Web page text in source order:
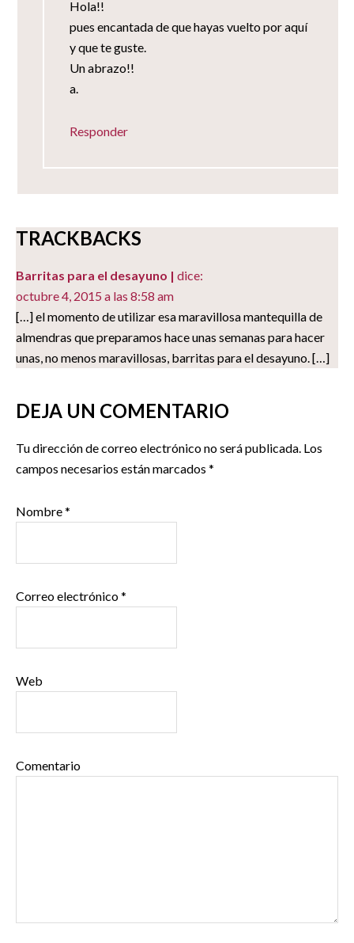
Hola!!
pues encantada de que hayas vuelto por aquí
y que te guste.
Un abrazo!!
a.
Responder
TRACKBACKS
Barritas para el desayuno | dice:
octubre 4, 2015 a las 8:58 am
[…] el momento de utilizar esa maravillosa mantequilla de
almendras que preparamos hace unas semanas para hacer
unas, no menos maravillosas, barritas para el desayuno. […]
DEJA UN COMENTARIO
Tu dirección de correo electrónico no será publicada. Los
campos necesarios están marcados *
Nombre*
Correo electrónico*
Web
Comentario